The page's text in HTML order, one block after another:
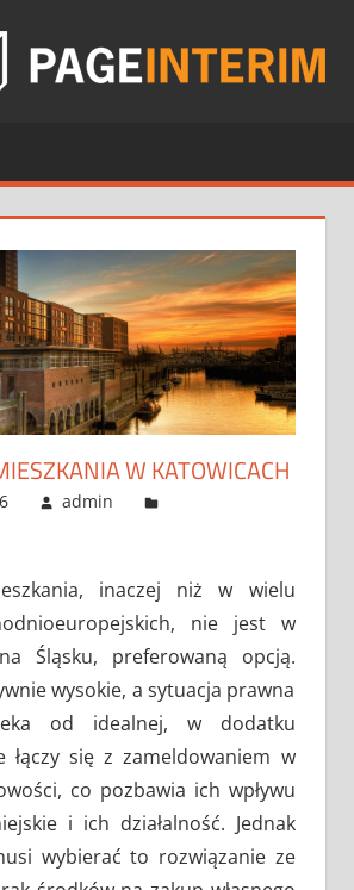
INTERIM
W KATOWICACH
admin
inaczej niż w wielu
nie jest w
Śląsku, preferowaną opcją.
wysokie, a sytuacja prawna
od idealnej, w dodatku
łączy się z zameldowaniem w
co pozbawia ich wpływu
i ich działalność. Jednak
wybierać to rozwiązanie ze